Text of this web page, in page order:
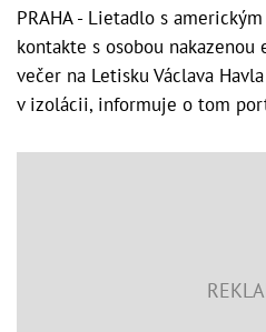
PRAHA - Lietadlo s
kontakte s osobou
večer na Letisku Václava
v izolácii, informuje o tom